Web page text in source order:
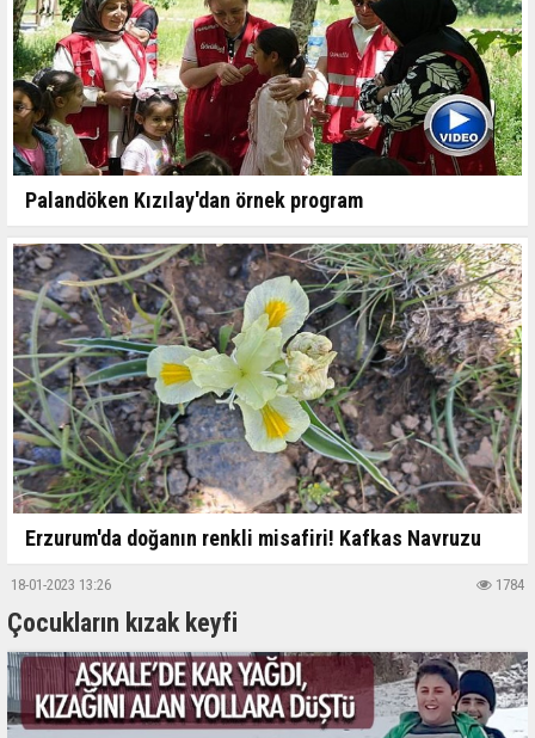
Palandöken Kızılay'dan örnek program
Erzurum'da doğanın renkli misafiri! Kafkas Navruzu
18-01-2023 13:26 1784
Çocukların kızak keyfi